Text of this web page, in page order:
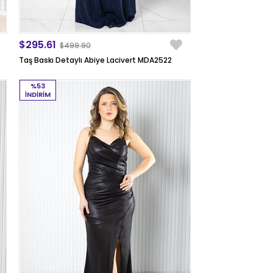
Taş Baskı Detaylı Abiye Lacivert MDA2522
$295.61 $499.90
%53
İNDIRIM